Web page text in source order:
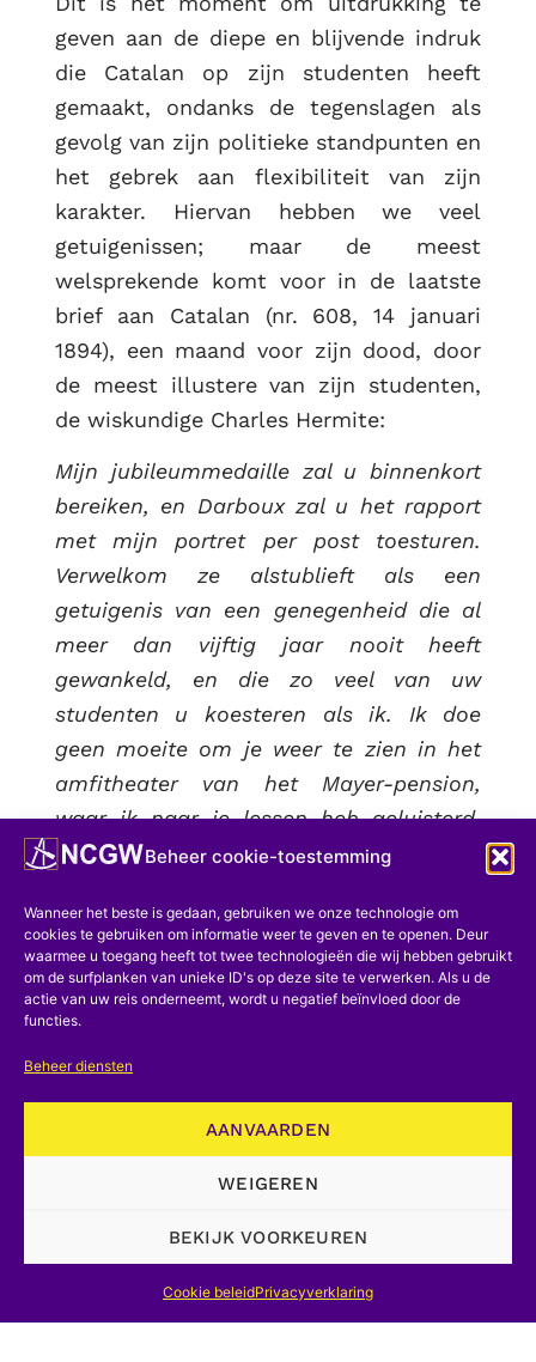
Beheer cookie-toestemming
Wanneer het beste is gedaan, gebruiken we onze technologie om
cookies te gebruiken om informatie weer te geven en te openen. Deur
waarmee u toegang heeft tot twee technologieën die wij hebben gebruikt
om de surfplanken van unieke ID's op deze site te verwerken. Als u de
actie van uw reis onderneemt, wordt u negatief beïnvloed door de
functies.
Beheer diensten
AANVAARDEN
WEIGEREN
BEKIJK VOORKEUREN
Cookie beleidPrivacyverklaring
geven aan de diepe en blijvende indruk
die Catalan op zijn studenten heeft
gemaakt, ondanks de tegenslagen als
gevolg van zijn politieke standpunten en
het gebrek aan flexibiliteit van zijn
karakter. Hiervan hebben we veel
getuigenissen; maar de meest
welsprekende komt voor in de laatste
brief aan Catalan (nr. 608, 14 januari
1894), een maand voor zijn dood, door
de meest illustere van zijn studenten,
de wiskundige Charles Hermite:
Mijn jubileummedaille zal u binnenkort
bereiken, en Darboux zal u het rapport
met mijn portret per post toesturen.
Verwelkom ze alstublieft als een
getuigenis van een genegenheid die al
meer dan vijftig jaar nooit heeft
gewankeld, en die zo veel van uw
studenten u koesteren als ik. Ik doe
geen moeite om je weer te zien in het
amfitheater van het Mayer-pension,
waar ik naar je lessen heb geluisterd,
waarvan de herinnering al zoveel jaren
Als Napoleon III in dergelijke
bewoordingen over het Catalaans had
gehoord, en misschien van Hermite zelf,
hem probeerde te ontmoeten tijdens
eerder, op 4 september In 1870 was
doorkruist: hij ging naar zijn
gevangenschap, het kasteel van
Wilhelmshöhe. ]]; het lijkt mij dat deze